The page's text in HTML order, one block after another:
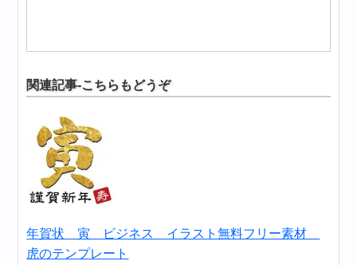
関連記事-こちらもどうぞ
年賀状 寅 ビジネス イラスト無料フリー素材
虎のテンプレート